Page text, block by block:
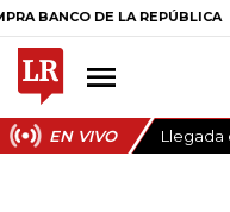
DE LA REPÚBLICA $
EN VIVO Llegada